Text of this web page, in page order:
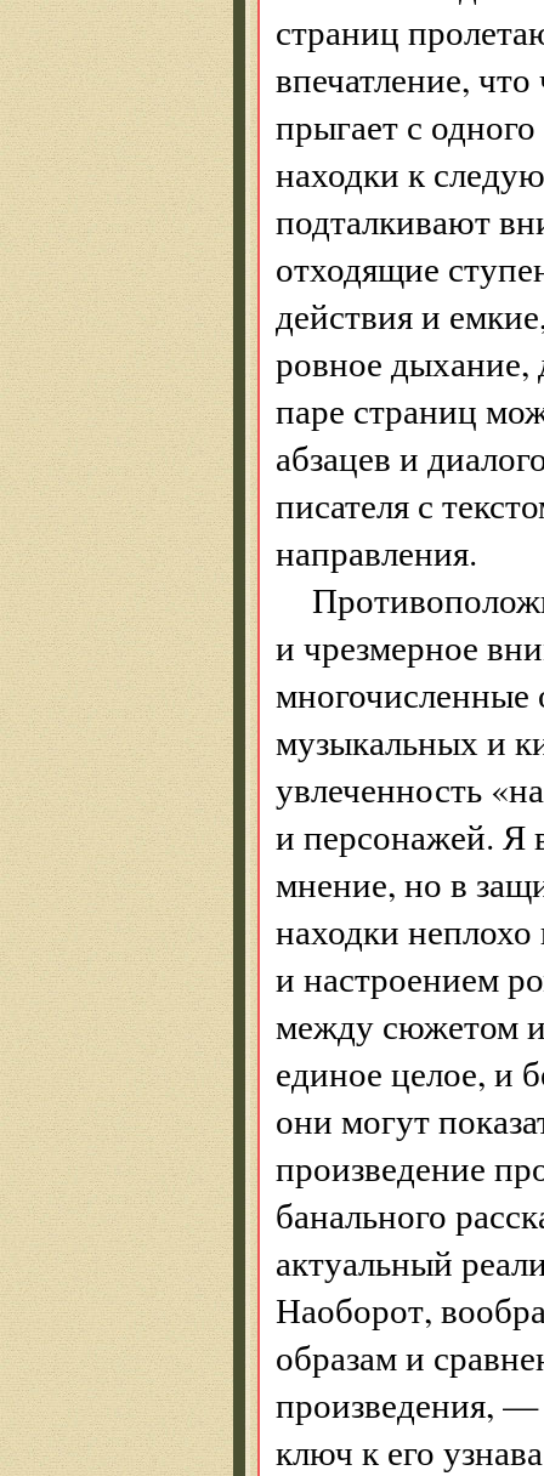
страниц
впечатление,
прыгает с
находки к
подталкивают
отходящие
действия и
ровное дыхание,
паре страниц
абзацев и
писателя с
направления.
и чрезмерное
музыкальных и
увлеченность
и персонажей. Я
мнение, но в
находки
и настроением
между сюжетом
единое целое, и
они могут
произведение
банального
актуальный
Наоборот,
образам и
произведения, —
ключ к его